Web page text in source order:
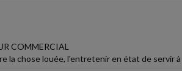
COMMERCIAL
la chose louée, l'entretenir en état de servir